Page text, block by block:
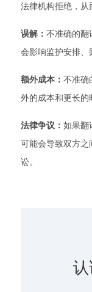
法律机构拒绝，从
误解： 不准确的翻
会影响监护安排、
额外成本： 不准确
外的成本和更长的
法律争议： 如果翻
可能会导致双方
讼。